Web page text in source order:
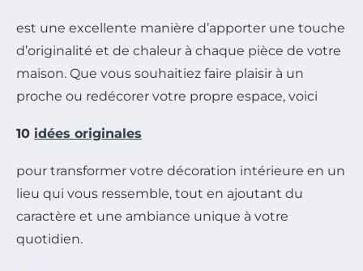
est une excellente manière d’apporter une touche
d’originalité et de chaleur à chaque pièce de votre
maison. Que vous souhaitiez faire plaisir à un
proche ou redécorer votre propre espace, voici
10 idées originales
pour transformer votre décoration intérieure en un
lieu qui vous ressemble, tout en ajoutant du
caractère et une ambiance unique à votre
quotidien.